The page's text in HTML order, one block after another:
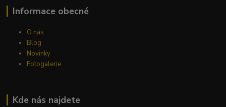
Informace obecné
O nás
Blog
Novinky
Fotogalerie
Kde nás najdete